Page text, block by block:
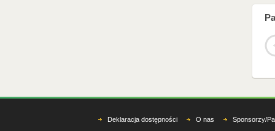
Deklaracja dostępności O nas Sponsorzy/